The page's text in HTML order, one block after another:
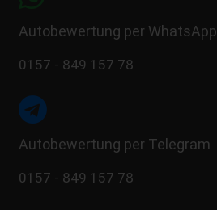
Autobewertung per WhatsApp
0157 - 849 157 78
Autobewertung per Telegram
0157 - 849 157 78